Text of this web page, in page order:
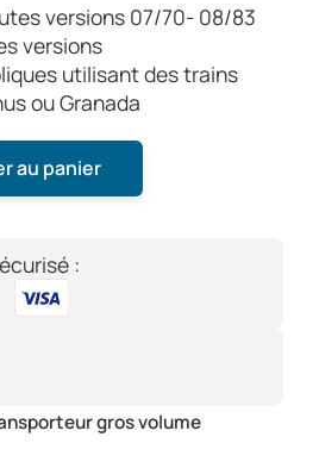
versions 07/70- 08/83
versions
utilisant des trains
ou Granada
au panier
:
gros volume